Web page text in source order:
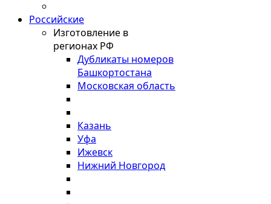
Российские
Изготовление в
регионах РФ
Дубликаты номеров
Башкортостана
Московская область
Казань
Уфа
Ижевск
Нижний Новгород